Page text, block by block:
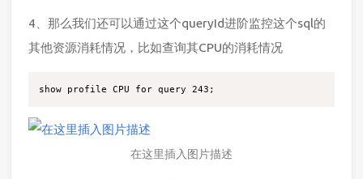
4、那么我们还可以通过这个queryId进阶监控这个sql的
其他资源消耗情况，比如查询其CPU的消耗情况
在这里插入图片描述